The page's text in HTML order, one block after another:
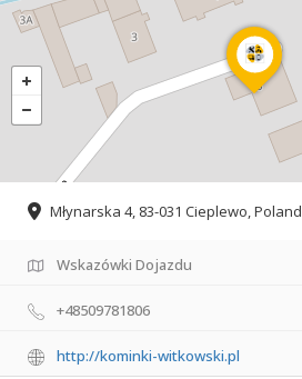
Młynarska 4, 83-031 Cieplewo, Poland
Wskazówki Dojazdu
+48509781806
http://kominki-witkowski.pl